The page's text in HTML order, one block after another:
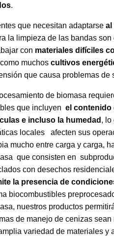
.
que necesitan adaptarse al
la limpieza de las bandas
con materiales difíciles
muchos cultivos
que causa problemas de
de biomasa
que incluyen el contenido
e incluso la humedad , lo
locales
afecten sus
mucho entre carga y carga,
que consisten en
con desechos
la presencia de
biocombustibles
nuestros productos
de manejo de cenizas
variedad de materiales y